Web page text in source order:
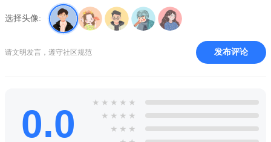
选择头像:
请文明发言，遵守社区规范 发布评论
0.0 ★ ★ ★ ★ ★
★ ★ ★ ★
★ ★ ★